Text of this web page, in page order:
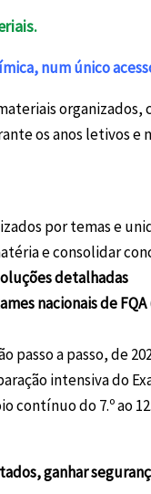
num único
organizados,
os anos letivos e
por temas e
e consolidar
detalhadas
nacionais de
passo a passo, de
intensiva do
contínuo do 7.º ao
ganhar